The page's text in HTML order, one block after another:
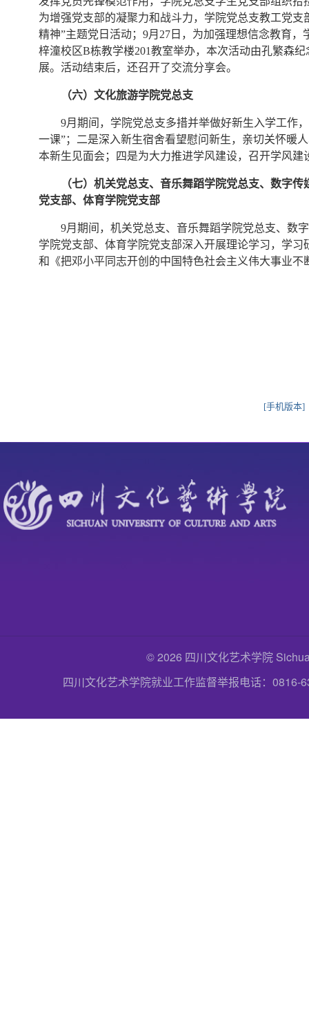
为增强党支部的凝聚力和战斗力，学院党总支教工党
精神”主题党日活动；9月27日，为加强理想信念教育
梓潼校区B栋教学楼201教室举办，本次活动由孔繁森
展。活动结束后，还召开了交流分享会。
（六）文化旅游学院党总支
9月期间，学院党总支多措并举做好新生入学工作
一课”；二是深入新生宿舍看望慰问新生，亲切关怀暖
本新生见面会；四是为大力推进学风建设，召开学风建
（七）机关党总支、音乐舞蹈学院党总支、数字
党支部、体育学院党支部
9月期间，机关党总支、音乐舞蹈学院党总支、数
学院党支部、体育学院党支部深入开展理论学习，学
和《把邓小平同志开创的中国特色社会主义伟大事业
[手机版本]
© 2026 四川文化艺术学院
四川文化艺术学院就业工作监督举报电话：